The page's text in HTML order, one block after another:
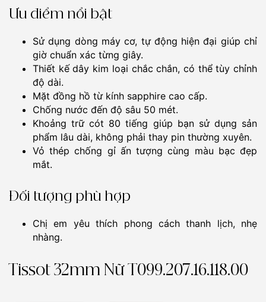
Ưu điểm nổi bật
Sử dụng dòng máy cơ, tự động hiện đại giúp chỉ
giờ chuẩn xác từng giây.
Thiết kế dây kim loại chắc chắn, có thể tùy chỉnh
độ dài.
Mặt đồng hồ từ kính sapphire cao cấp.
Chống nước đến độ sâu 50 mét.
Khoảng trữ cót 80 tiếng giúp bạn sử dụng sản
phẩm lâu dài, không phải thay pin thường xuyên.
Vỏ thép chống gỉ ấn tượng cùng màu bạc đẹp
mắt.
Đối tượng phù hợp
Chị em yêu thích phong cách thanh lịch, nhẹ
nhàng.
Tissot 32mm Nữ T099.207.16.118.00